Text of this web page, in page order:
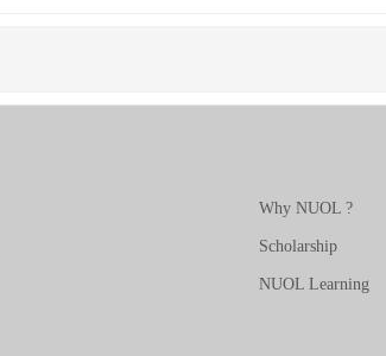
Why NUOL ?
Scholarship
NUOL Learning